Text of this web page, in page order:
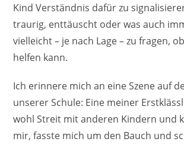
Kind Verständnis dafür zu
traurig, enttäuscht oder was auch
vielleicht – je nach Lage – zu fragen,
helfen kann.
Ich erinnere mich an eine Szene auf
unserer Schule: Eine meiner
wohl Streit mit anderen Kindern und
mir, fasste mich um den Bauch und